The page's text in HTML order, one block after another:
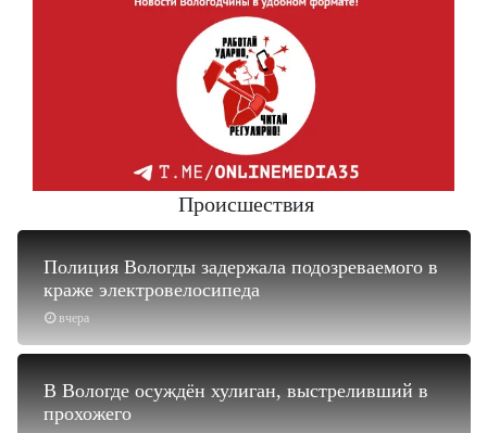
Происшествия
вчера
Полиция Вологды задержала подозреваемого в
краже электровелосипеда
В Вологде осуждён хулиган, выстреливший в
прохожего